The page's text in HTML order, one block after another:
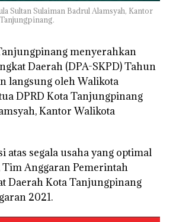
Sultan Sulaiman Badrul Alamsyah, Kantor
menyerahkan
Daerah (DPA-SKPD) Tahun
langsung oleh Walikota
DPRD Kota Tanjungpinang
Kantor Walikota
atas segala usaha yang optimal
Tim Anggaran Pemerintah
Daerah Kota Tanjungpinang
2021.